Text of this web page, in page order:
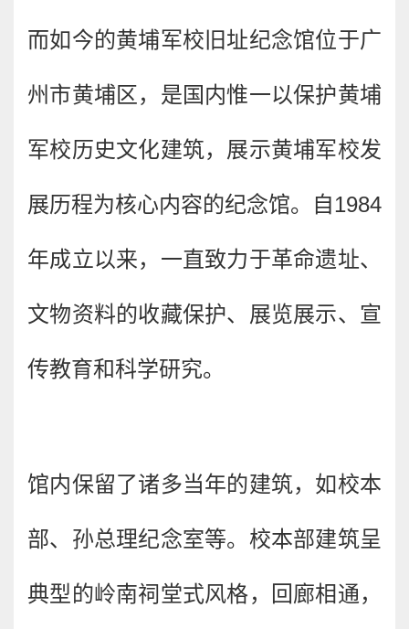
而如今的黄埔军校旧址纪念馆位于广
州市黄埔区，是国内惟一以保护黄埔
军校历史文化建筑，展示黄埔军校发
展历程为核心内容的纪念馆。自1984
年成立以来，一直致力于革命遗址、
文物资料的收藏保护、展览展示、宣
传教育和科学研究。
馆内保留了诸多当年的建筑，如校本
部、孙总理纪念室等。校本部建筑呈
典型的岭南祠堂式风格，回廊相通，